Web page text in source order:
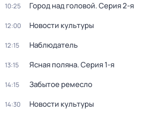
10:25 Город над головой. Серия 2-я
12:00 Новости культуры
12:15 Наблюдатель
13:15 Ясная поляна. Серия 1-я
14:15 Забытое ремесло
14:30 Новости культуры